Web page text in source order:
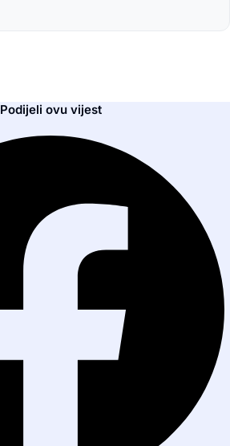
Podijeli ovu vijest